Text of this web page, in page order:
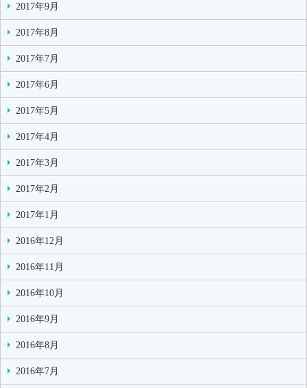
2017年9月
2017年8月
2017年7月
2017年6月
2017年5月
2017年4月
2017年3月
2017年2月
2017年1月
2016年12月
2016年11月
2016年10月
2016年9月
2016年8月
2016年7月